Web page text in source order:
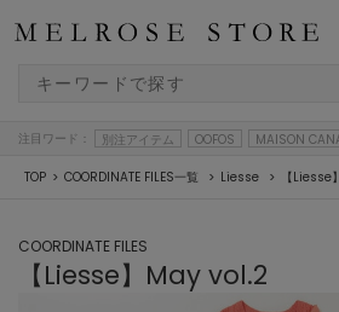
注目ワード： 別注アイテム OOFOS MAISON
TOP COORDINATE FILES一覧 Liesse 【
COORDINATE FILES
【Liesse】May vol.2